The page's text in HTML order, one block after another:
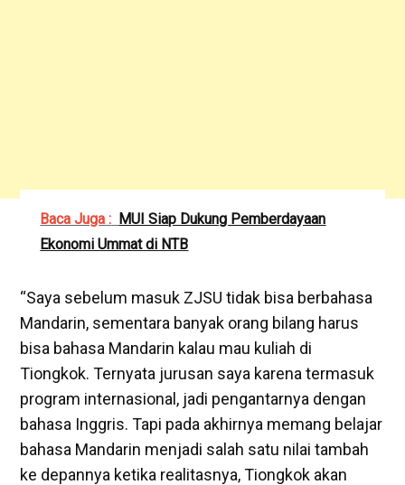
Baca Juga : MUI Siap Dukung Pemberdayaan
Ekonomi Ummat di NTB
“Saya sebelum masuk ZJSU tidak bisa berbahasa
Mandarin, sementara banyak orang bilang harus
bisa bahasa Mandarin kalau mau kuliah di
Tiongkok. Ternyata jurusan saya karena termasuk
program internasional, jadi pengantarnya dengan
bahasa Inggris. Tapi pada akhirnya memang belajar
bahasa Mandarin menjadi salah satu nilai tambah
ke depannya ketika realitasnya, Tiongkok akan